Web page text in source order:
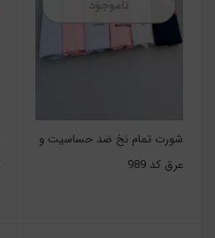
شورت تمام نخ ضد حساسیت و
عرق کد 989
ناموجود